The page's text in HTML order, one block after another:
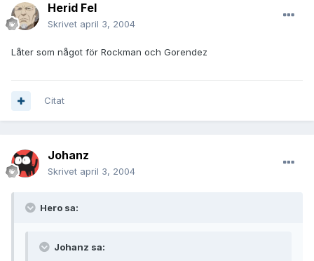
Herid Fel
Skrivet april 3, 2004
Låter som något för Rockman och Gorendez
Citat
Johanz
Skrivet april 3, 2004
Hero sa:
Johanz sa: